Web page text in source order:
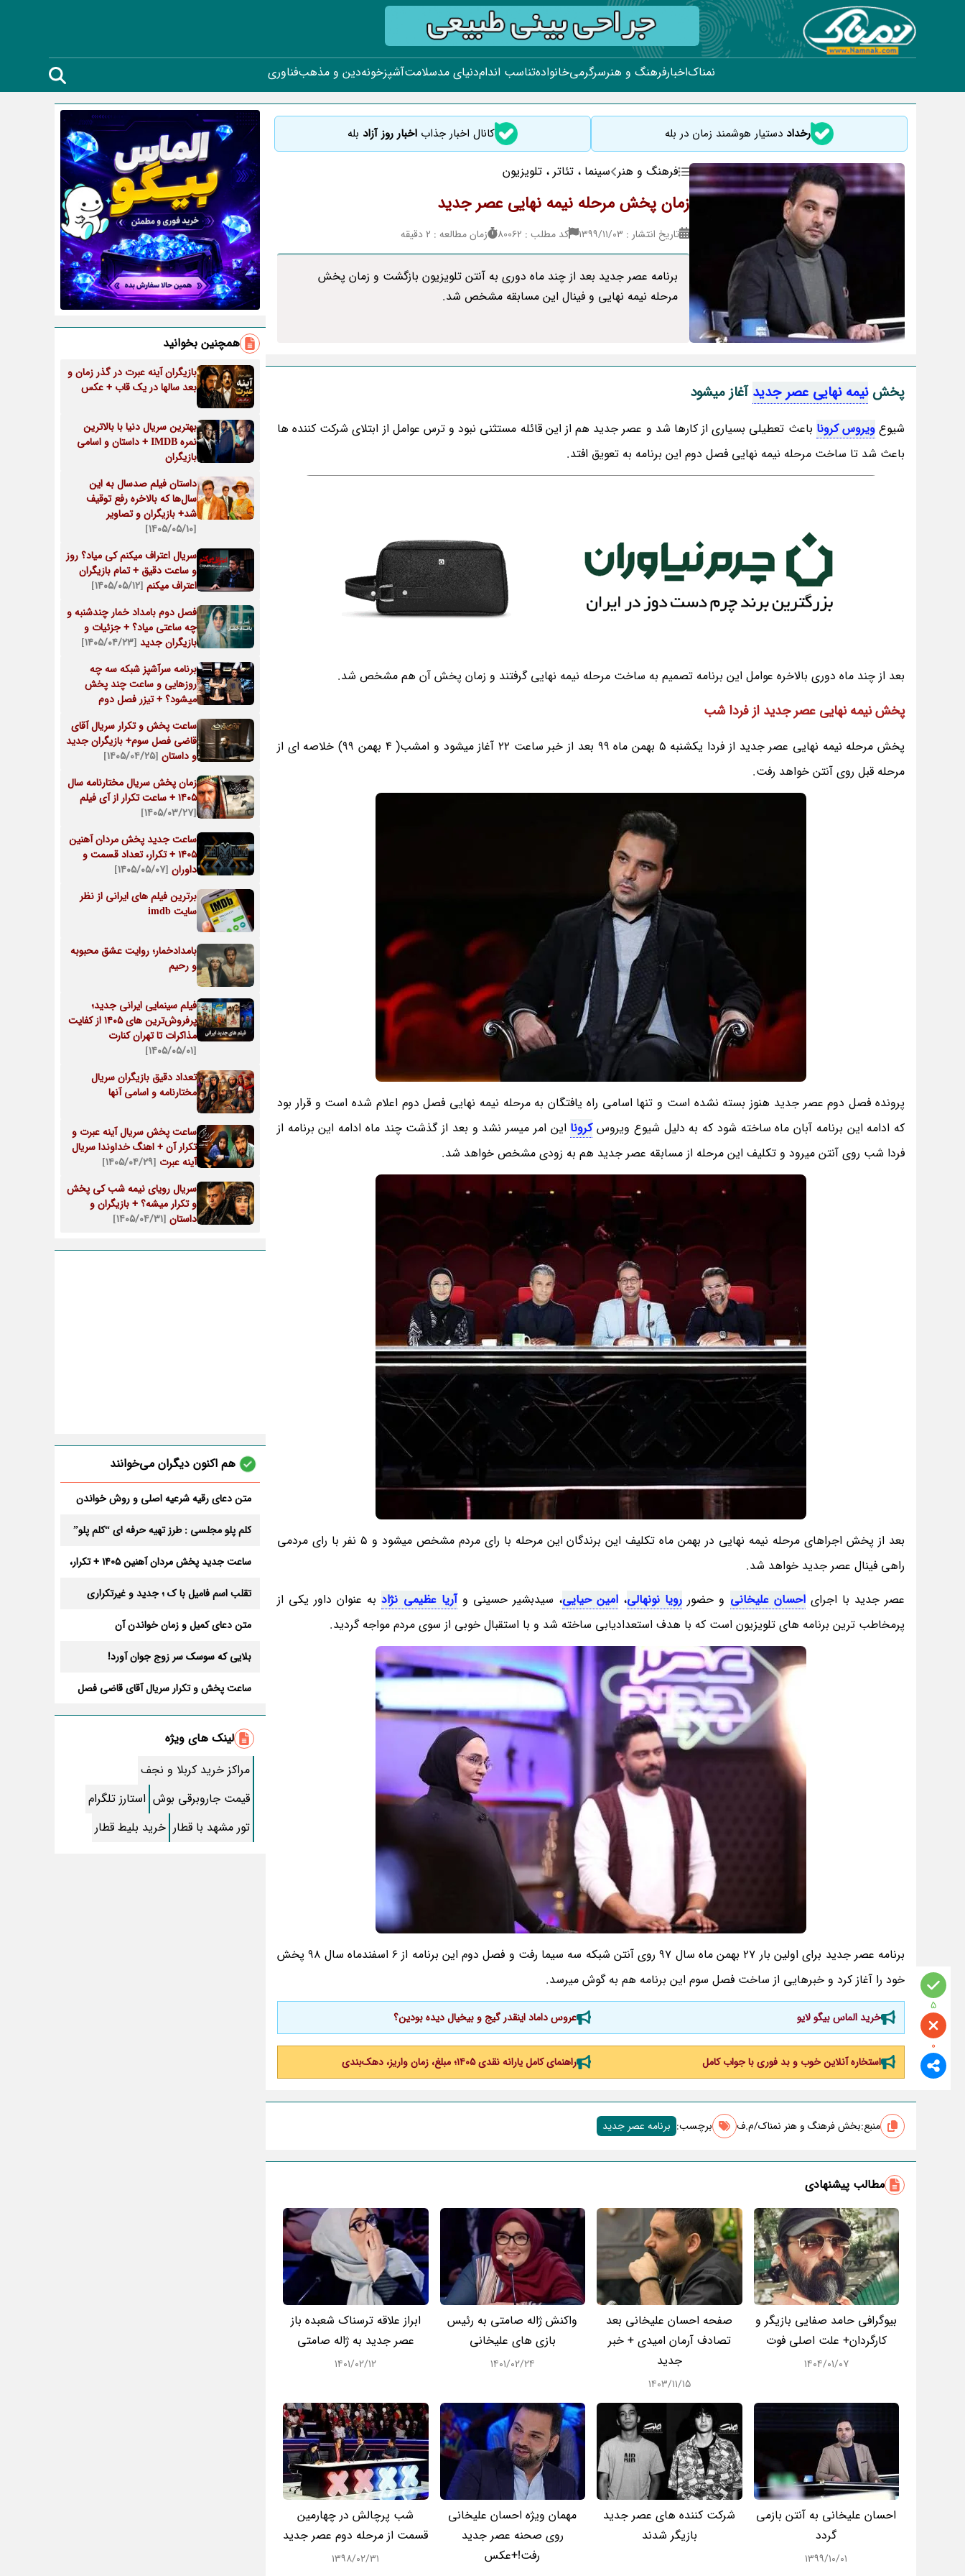
نمناکاخبارفرهنگ و هنرسرگرمیخانوادهتناسب اندامدنیای مدسلامتآشپزخونهدین و مذهبفناوری
رخداد دستیار هوشمند زمان در بله کانال اخبار جذاب اخبار روز آزاد بله
فرهنگ و هنر سینما ، تئاتر ، تلویزیون
زمان پخش مرحله نیمه نهایی عصر جدید
تاریخ انتشار : ۱۳۹۹/۱۱/۰۳ کد مطلب : 80062 زمان مطالعه : 2 دقیقه
برنامه عصر جدید بعد از چند ماه دوری به آنتن تلویزیون بازگشت و زمان پخش
مرحله نیمه نهایی و فینال این مسابقه مشخص شد.
پخشنیمه نهایی عصر جدید آغاز میشود
شیوعویروس کرونا باعث تعطیلی بسیاری از کارها شد و عصر جدید هم از این قائله مستثنی نبود و ترس عوامل از ابتلای شرکت کننده ها
باعث شد تا ساخت مرحله نیمه نهایی فصل دوم این برنامه به تعویق افتد.
بعد از چند ماه دوری بالاخره عوامل این برنامه تصمیم به ساخت مرحله نیمه نهایی گرفتند و زمان پخش آن هم مشخص شد.
پخش نیمه نهایی عصر جدید از فردا شب
پخش مرحله نیمه نهایی عصر جدید از فردا یکشنبه 5 بهمن ماه 99 بعد از خبر ساعت 22 آغاز میشود و امشب( 4 بهمن 99) خلاصه ای از
مرحله قبل روی آنتن خواهد رفت.
پرونده فصل دوم عصر جدید هنوز بسته نشده است و تنها اسامی راه یافتگان به مرحله نیمه نهایی فصل دوم اعلام شده است و قرار بود
که ادامه این برنامه آبان ماه ساخته شود که به دلیل شیوع ویروسکرونا این امر میسر نشد و بعد از گذشت چند ماه ادامه این برنامه از
فردا شب روی آنتن میرود و تکلیف این مرحله از مسابقه عصر جدید هم به زودی مشخص خواهد شد.
بعد از پخش اجراهای مرحله نیمه نهایی در بهمن ماه تکلیف این برندگان این مرحله با رای مردم مشخص میشود و 5 نفر با رای مردمی
راهی فینال عصر جدید خواهد شد.
عصر جدید با اجرایاحسان علیخانی و حضور رویا نونهالی، امین حیایی، سیدبشیر حسینی وآریا عظیمی نژادبه عنوان داور یکی از
پرمخاطب ترین برنامه های تلویزیون است که با هدف استعدادیابی ساخته شد و با استقبال خوبی از سوی مردم مواجه گردید.
برنامه عصر جدید برای اولین بار 27 بهمن ماه سال 97 روی آنتن شبکه سه سیما رفت و فصل دوم این برنامه از 6 اسفندماه سال 98 پخش
خود را آغاز کرد و خبرهایی از ساخت فصل سوم این برنامه هم به گوش میرسد.
خرید الماس بیگو لایو عروس داماد اینقدر گیج و بیخیال دیده بودین؟
استخاره آنلاین خوب و بد فوری با جواب کامل راهنمای کامل یارانه نقدی ۱۴۰۵؛ مبلغ، زمان واریز، دهک‌بندی
5
0
منبع:بخش فرهنگ و هنر نمناک/م.ف برچسب‌: برنامه عصر جدید
مطالب پیشنهادی
بیوگرافی حامد صفایی بازیگر و
کارگردان+ علت اصلی فوت
۱۴۰۴/۰۱/۰۷
صفحه احسان علیخانی بعد
تصادف آرمان امیدی + خبر
جدید
۱۴۰۳/۱۱/۱۵
واکنش ژاله صامتی به رئیس
بازی های علیخانی
۱۴۰۱/۰۲/۲۴
ابراز علاقه ترسناک شعبده باز
عصر جدید به ژاله صامتی
۱۴۰۱/۰۲/۱۲
احسان علیخانی به آنتن بازمی
گردد
۱۳۹۹/۱۰/۰۱
شرکت کننده های عصر جدید
بازیگر شدند
مهمان ویژه احسان علیخانی
روی صحنه عصر جدید
رفت!+عکس
شب پرچالش در چهارمین
قسمت از مرحله دوم عصر جدید
۱۳۹۸/۰۲/۳۱
همچنین بخوانید
بازیگران آینه عبرت در گذر زمان و
بعد سالها در یک قاب + عکس
بهترین سریال دنیا با بالاترین
نمره IMDB + داستان و اسامی
بازیگران
داستان فیلم صدسال به این
سال‌ها که بالاخره رفع توقیف
شد+ بازیگران و تصاویر
[۱۴۰۵/۰۵/۱۰]
سریال اعتراف میکنم کی میاد؟ روز
و ساعت دقیق + تمام بازیگران
اعتراف میکنم [۱۴۰۵/۰۵/۱۲]
فصل دوم بامداد خمار چندشنبه و
چه ساعتی میاد؟ + جزئیات و
بازیگران جدید [۱۴۰۵/۰۴/۲۳]
برنامه سرآشپز شبکه سه چه
روزهایی و ساعت چند پخش
میشود؟ + تیزر فصل دوم
ساعت پخش و تکرار سریال آقای
قاضی فصل سوم+ بازیگران جدید
و داستان [۱۴۰۵/۰۴/۲۵]
زمان پخش سریال مختارنامه سال
۱۴۰۵ + ساعت تکرار از آی فیلم
[۱۴۰۵/۰۳/۲۷]
ساعت جدید پخش مردان آهنین
1405 + تکرار، تعداد قسمت و
داوران [۱۴۰۵/۰۵/۰۷]
برترین فیلم های ایرانی از نظر
سایت imdb
بامدادخمار؛ روایت عشق محبوبه
و رحیم
فیلم سینمایی ایرانی جدید؛
پرفروش‌ترین های ۱۴۰۵ از کفایت
مذاکرات تا تهران کنارت
[۱۴۰۵/۰۵/۰۱]
تعداد دقیق بازیگران سریال
مختارنامه و اسامی آنها
ساعت پخش سریال آینه عبرت و
تکرار آن + اهنگ خداوندا سریال
آینه عبرت [۱۴۰۵/۰۴/۲۹]
سریال رویای نیمه شب کی پخش
و تکرار میشه؟ + بازیگران و
داستان [۱۴۰۵/۰۴/۳۱]
هم اکنون دیگران می‌خوانند
متن دعای رقیه شرعیه اصلی و روش خواندن
کلم پلو مجلسی : طرز تهیه حرفه ای “کلم پلو”
ساعت جدید پخش مردان آهنین 1405 + تکرار،
تقلب اسم فامیل با ک ؛ جدید و غیرتکراری
متن دعای کمیل و زمان خواندن آن
بلایی که سوسک سر زوج جوان آورد!
ساعت پخش و تکرار سریال آقای قاضی فصل
طرز تهیه سالاد ماکارونی خانگی خوشمزه و
لذیذ + آموزش تصویری
طرز تهیه پاستا با سس آلفردو و مرغ فوری +
آموزش تصویری پنه
جواب کامل اسم فامیل با “س”
ماه قرمز نشانه آخر دنیا در آسمان ظاهر شد !
جملات زیبا برای بهترین پدر دنیا
لینک های ویژه
مراکز خرید کربلا و نجف
قیمت جاروبرقی بوش استارز تلگرام
تور مشهد با قطار خرید بلیط قطار